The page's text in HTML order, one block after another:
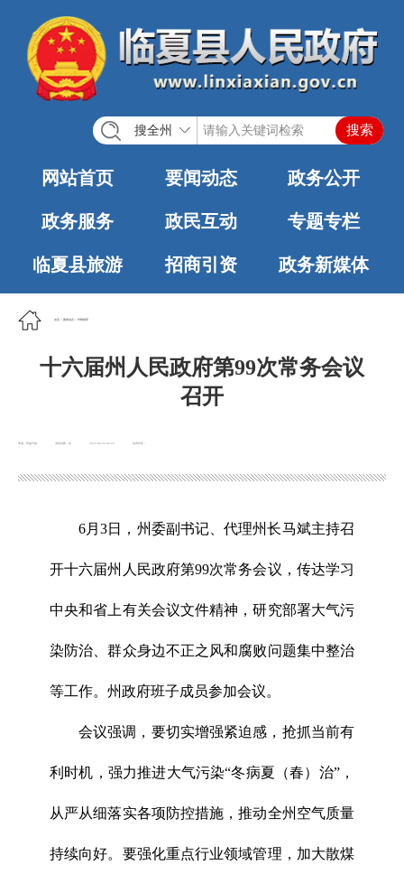
搜全州
网站首页 要闻动态 政务公开
政务服务 政民互动 专题专栏
临夏县旅游 招商引资 政务新媒体
首页 要闻动态 州网推荐
十六届州人民政府第99次常务会议
召开
浏览次数： 发布时间：
2026-06-04 09:20
6月3日，州委副书记、代理州长马斌主持召
开十六届州人民政府第99次常务会议，传达学习
中央和省上有关会议文件精神，研究部署大气污
染防治、群众身边不正之风和腐败问题集中整治
等工作。州政府班子成员参加会议。
会议强调，要切实增强紧迫感，抢抓当前有
利时机，强力推进大气污染“冬病夏（春）治”，
从严从细落实各项防控措施，推动全州空气质量
持续向好。要强化重点行业领域管理，加大散煤